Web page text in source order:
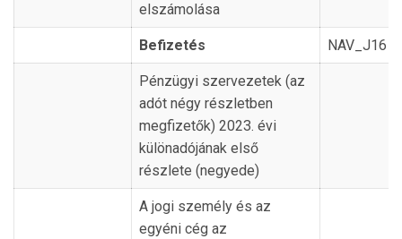
elszámolása
Befizetés NAV_J16
Pénzügyi szervezetek (az
adót négy részletben
megfizetők) 2023. évi
különadójának első
részlete (negyede)
A jogi személy és az
egyéni cég az